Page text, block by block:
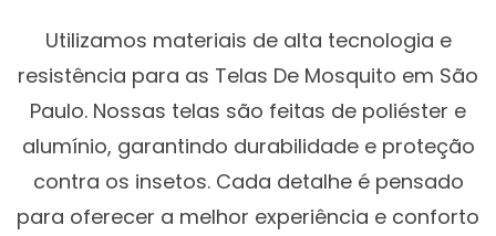
Utilizamos materiais de alta tecnologia e
resistência para as Telas De Mosquito em São
Paulo. Nossas telas são feitas de poliéster e
alumínio, garantindo durabilidade e proteção
contra os insetos. Cada detalhe é pensado
para oferecer a melhor experiência e conforto